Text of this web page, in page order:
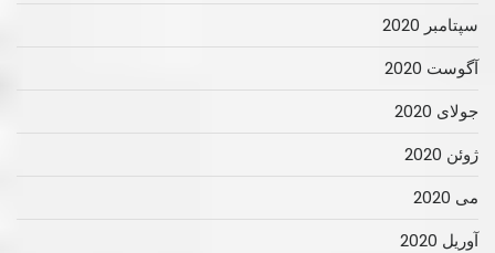
سپتامبر 2020
آگوست 2020
جولای 2020
ژوئن 2020
می 2020
آوریل 2020